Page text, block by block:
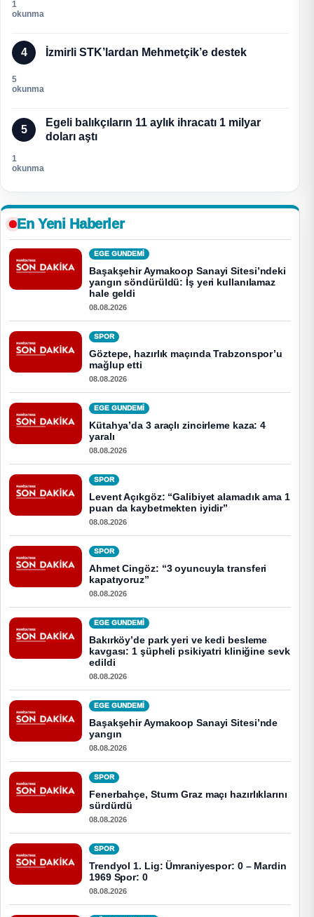
1
okunma
4 İzmirli STK’lardan Mehmetçik’e destek
5
okunma
5
Egeli balıkçıların 11 aylık ihracatı 1 milyar
doları aştı
1
okunma
En Yeni Haberler
EGE GUNDEMİ
Başakşehir Aymakoop Sanayi Sitesi’ndeki
yangın söndürüldü: İş yeri kullanılamaz
hale geldi
08.08.2026
SPOR
Göztepe, hazırlık maçında Trabzonspor’u
mağlup etti
08.08.2026
EGE GUNDEMİ
Kütahya’da 3 araçlı zincirleme kaza: 4
yaralı
08.08.2026
SPOR
Levent Açıkgöz: “Galibiyet alamadık ama 1
puan da kaybetmekten iyidir”
08.08.2026
SPOR
Ahmet Cingöz: “3 oyuncuyla transferi
kapatıyoruz”
08.08.2026
EGE GUNDEMİ
Bakırköy’de park yeri ve kedi besleme
kavgası: 1 şüpheli psikiyatri kliniğine sevk
edildi
08.08.2026
EGE GUNDEMİ
Başakşehir Aymakoop Sanayi Sitesi’nde
yangın
08.08.2026
SPOR
Fenerbahçe, Sturm Graz maçı hazırlıklarını
sürdürdü
08.08.2026
SPOR
Trendyol 1. Lig: Ümraniyespor: 0 – Mardin
1969 Spor: 0
08.08.2026